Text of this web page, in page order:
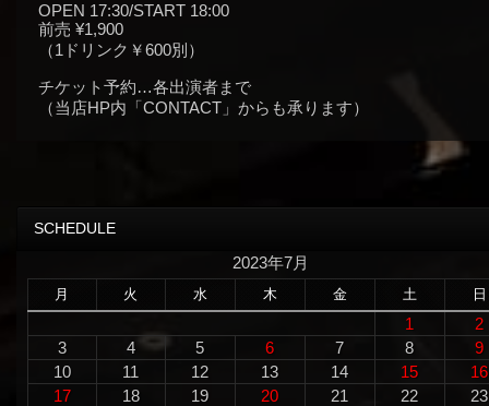
OPEN 17:30/START 18:00
前売 ¥1,900
（1ドリンク￥600別）
チケット予約…各出演者まで
（当店HP内「CONTACT」からも承ります）
SCHEDULE
2023年7月
月 火 水 木 金 土 日
1
2
3
4 5 6 7 8
9
10
11 12 13 14 15
16
17
18 19 20 21 22
23